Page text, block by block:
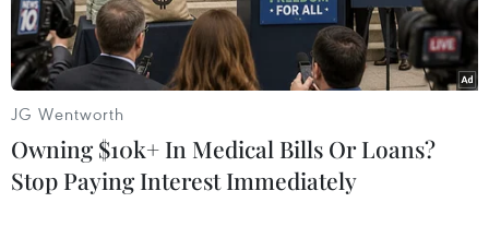
JG Wentworth
Owning $10k+ In Medical Bills Or Loans?
Stop Paying Interest Immediately